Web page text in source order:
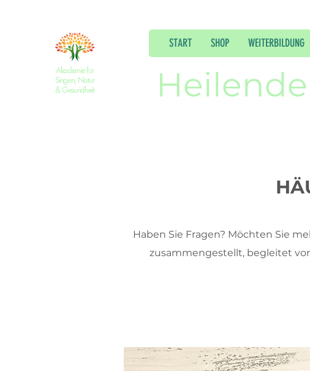
Akademie für
Singen, Natur
& Gesundheit
START SHOP WEITERBILDUNG
Haben Sie Fragen? Möchten Sie
zusammengestellt, begleitet